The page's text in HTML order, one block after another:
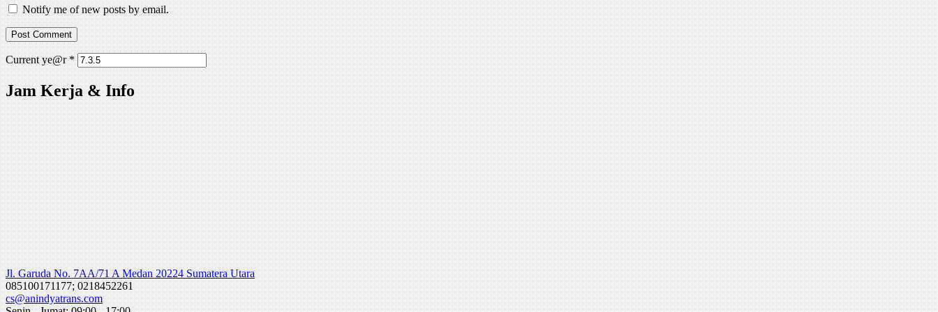
Notify me of new posts by email.
Current ye@r*
Jam Kerja & Info
Jl. Garuda No. 7AA/71 A Medan 20224 Sumatera Utara
085100171177; 0218452261
cs@anindyatrans.com